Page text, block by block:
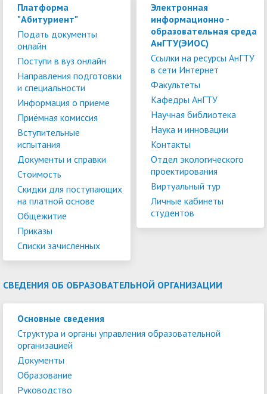
Платформа
"Абитуриент"
Подать документы
онлайн
Поступи в вуз онлайн
Направления подготовки
и специальности
Информация о приеме
Приёмная комиссия
Вступительные
испытания
Документы и справки
Стоимость
Скидки для поступающих
на платной основе
Общежитие
Приказы
Списки зачисленных
Электронная
информационно -
образовательная среда
АнГТУ(ЭИОС)
Ссылки на ресурсы АнГТУ
в сети Интернет
Факультеты
Кафедры АнГТУ
Научная библиотека
Наука и инновации
Контакты
Отдел экологического
проектирования
Виртуальный тур
Личные кабинеты
студентов
СВЕДЕНИЯ ОБ ОБРАЗОВАТЕЛЬНОЙ ОРГАНИЗАЦИИ
Основные сведения
Структура и органы управления образовательной
организацией
Документы
Образование
Руководство